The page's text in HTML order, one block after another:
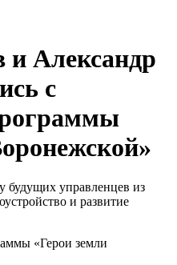
Александр
с
будущих управленцев из
и развитие